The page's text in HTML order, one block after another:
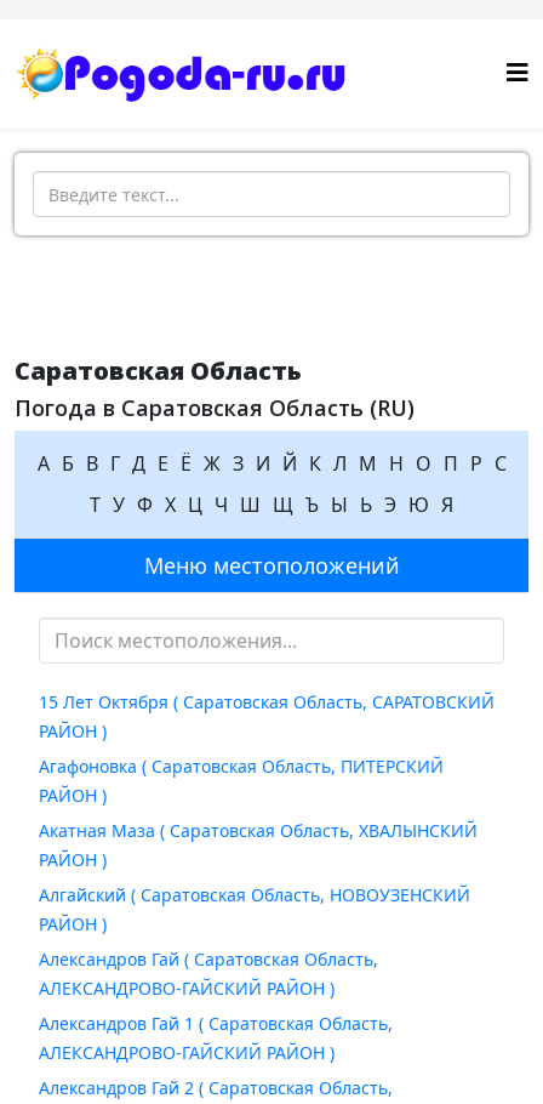
Поиск
Саратовская Область
Погода в Саратовская Область (RU)
А Б В Г Д Е Ё Ж З И Й К Л М Н О П Р С
Т У Ф Х Ц Ч Ш Щ Ъ Ы Ь Э Ю Я
Меню местоположений
15 Лет Октября ( Саратовская Область, САРАТОВСКИЙ
РАЙОН )
Агафоновка ( Саратовская Область, ПИТЕРСКИЙ
РАЙОН )
Акатная Маза ( Саратовская Область, ХВАЛЫНСКИЙ
РАЙОН )
Алгайский ( Саратовская Область, НОВОУЗЕНСКИЙ
РАЙОН )
Александров Гай ( Саратовская Область,
АЛЕКСАНДРОВО-ГАЙСКИЙ РАЙОН )
Александров Гай 1 ( Саратовская Область,
АЛЕКСАНДРОВО-ГАЙСКИЙ РАЙОН )
Александров Гай 2 ( Саратовская Область,